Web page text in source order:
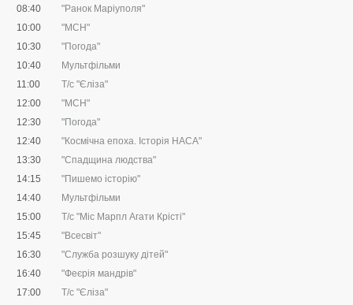
08:40
"Ранок Маріуполя"
10:00
"МСН"
10:30
"Погода"
10:40
Мультфільми
11:00
Т/с "Єліза"
12:00
"МСН"
12:30
"Погода"
12:40
"Космічна епоха. Історія НАСА"
13:30
"Спадщина людства"
14:15
"Пишемо історію"
14:40
Мультфільми
15:00
Т/с "Міс Марпл Агати Крісті"
15:45
"Всесвіт"
16:30
"Служба розшуку дітей"
16:40
"Феєрія мандрів"
17:00
Т/с "Єліза"